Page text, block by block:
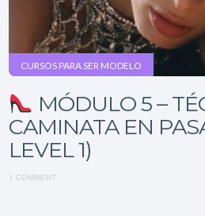
CURSOS PARA SER MODELO
MÓDULO 5 –
CAMINATA EN
LEVEL 1)
1 COMMENT